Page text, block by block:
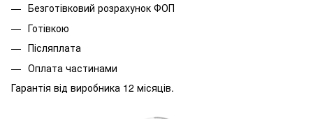
Безготівковий розрахунок ФОП
Готівкою
Післяплата
Оплата частинами
Гарантія від виробника 12 місяців.